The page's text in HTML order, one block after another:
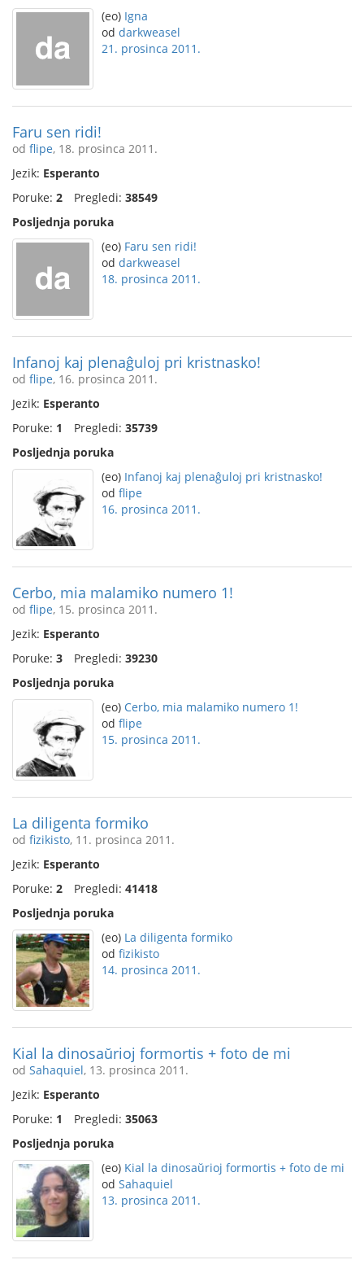
(eo) Igna
od darkweasel
21. prosinca 2011.
Faru sen ridi!
od flipe, 18. prosinca 2011.
Jezik: Esperanto
Poruke: 2 Pregledi: 38549
Posljednja poruka
(eo) Faru sen ridi!
od darkweasel
18. prosinca 2011.
Infanoj kaj plenaĝuloj pri kristnasko!
od flipe, 16. prosinca 2011.
Jezik: Esperanto
Poruke: 1 Pregledi: 35739
Posljednja poruka
(eo) Infanoj kaj plenaĝuloj pri kristnasko!
od flipe
16. prosinca 2011.
Cerbo, mia malamiko numero 1!
od flipe, 15. prosinca 2011.
Jezik: Esperanto
Poruke: 3 Pregledi: 39230
Posljednja poruka
(eo) Cerbo, mia malamiko numero 1!
od flipe
15. prosinca 2011.
La diligenta formiko
od fizikisto, 11. prosinca 2011.
Jezik: Esperanto
Poruke: 2 Pregledi: 41418
Posljednja poruka
(eo) La diligenta formiko
od fizikisto
14. prosinca 2011.
Kial la dinosaŭrioj formortis + foto de mi
od Sahaquiel, 13. prosinca 2011.
Jezik: Esperanto
Poruke: 1 Pregledi: 35063
Posljednja poruka
(eo) Kial la dinosaŭrioj formortis + foto de mi
od Sahaquiel
13. prosinca 2011.